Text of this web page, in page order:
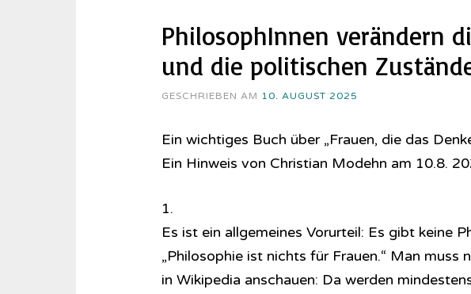
PhilosophInnen verändern
und die politischen
GESCHRIEBEN AM 10. AUGUST 2025
Ein wichtiges Buch über „Frauen, die das
Ein Hinweis von Christian Modehn am 10.8.
1.
Es ist ein allgemeines Vorurteil: Es gibt keine
„Philosophie ist nichts für Frauen.“ Man muss
in Wikipedia anschauen: Da werden